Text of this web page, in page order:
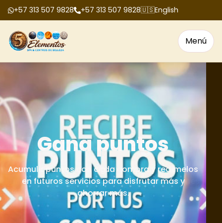
+57 313 507 9828 +57 313 507 9828🇺🇸English
Menú
Bonos de regalo
Tenemos bonos de regalo para cumpleaños,
aniversarios, fechas especiales y celebraciones
en grupo.